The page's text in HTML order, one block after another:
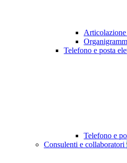
Telefono e posta
Telefono e
Consulenti e collaboratori